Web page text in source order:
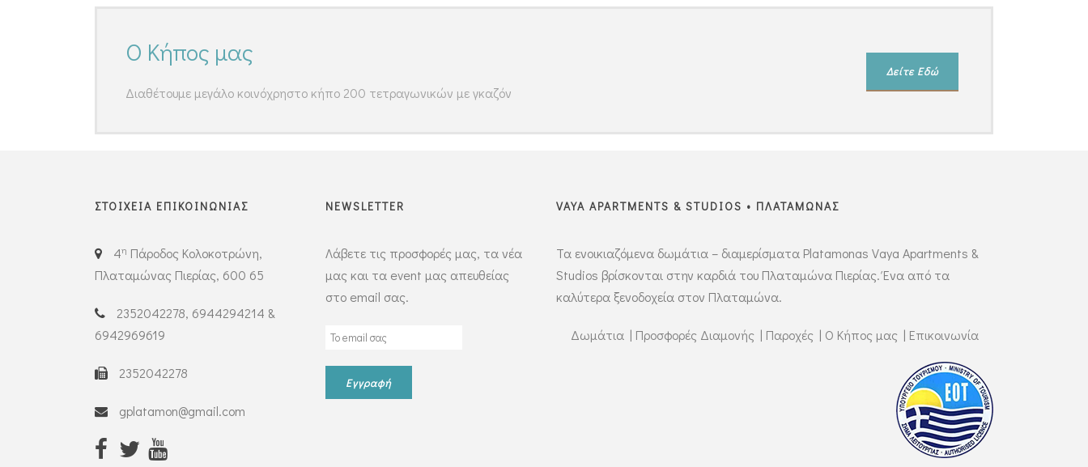
Ο Κήπος μας
Διαθέτουμε μεγάλο κοινόχρηστο κήπο 200 τετραγωνικών με γκαζόν
Δείτε Εδώ
ΣΤΟΙΧΕΙΑ ΕΠΙΚΟΙΝΩΝΙΑΣ
4η Πάροδος Κολοκοτρώνη,
Πλαταμώνας Πιερίας, 600 65
2352042278, 6944294214 &
6942969619
2352042278
gplatamon@gmail.com
NEWSLETTER
Λάβετε τις προσφορές μας, τα νέα
μας και τα event μας απευθείας
στο email σας.
VAYA APARTMENTS & STUDIOS • ΠΛΑΤΑΜΩΝΑΣ
Τα ενοικιαζόμενα δωμάτια – διαμερίσματα Platamonas Vaya Apartments &
Studios βρίσκονται στην καρδιά του Πλαταμώνα Πιερίας. Ένα από τα
καλύτερα ξενοδοχεία στον Πλαταμώνα.
Δωμάτια | Προσφορές Διαμονής | Παροχές | Ο Κήπος μας | Επικοινωνία